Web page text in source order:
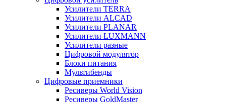
Усилители TERRA
Усилители ALCAD
Усилители PLANAR
Усилители LUXMANN
Усилители разные
Цифровой модулятор
Блоки питания
Мультибенды
Цифровые приемники
Ресиверы World Vision
Ресиверы GoldMaster